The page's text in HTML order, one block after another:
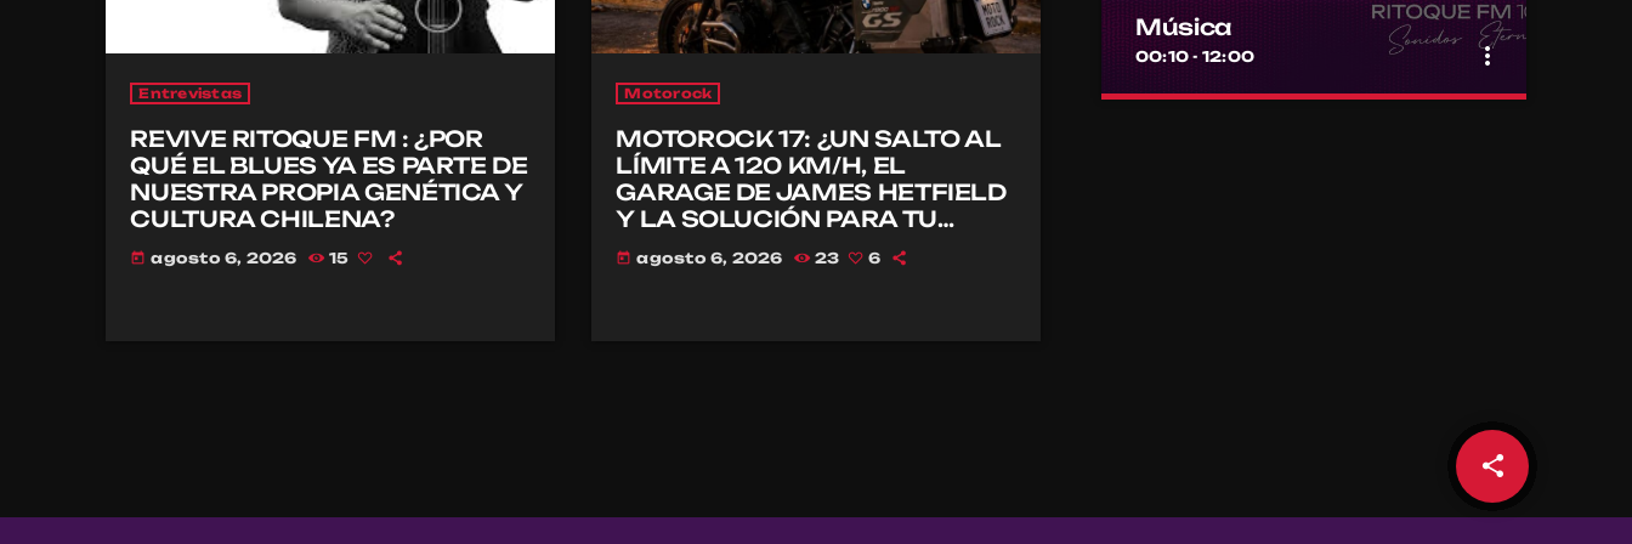
share
email
Entrevistas
REVIVE RITOQUE FM : ¿POR
QUÉ EL BLUES YA ES PARTE DE
NUESTRA PROPIA GENÉTICA Y
CULTURA CHILENA?
today agosto 6, 2026 15
Motorock
MOTOROCK 17: ¿UN SALTO AL
LÍMITE A 120 KM/H, EL
GARAGE DE JAMES HETFIELD
Y LA SOLUCIÓN PARA TU
CASCO?
today agosto 6, 2026 23 6
Música
00:10 - 12:00 more_vert